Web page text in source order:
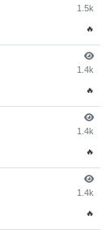
1.5k
🔥
1.4k
🔥
1.4k
🔥
1.4k
🔥